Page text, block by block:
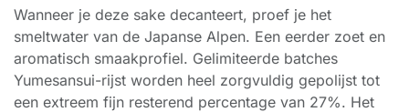
Wanneer je deze sake decanteert, proef je het
smeltwater van de Japanse Alpen. Een eerder zoet en
aromatisch smaakprofiel. Gelimiteerde batches
Yumesansui-rijst worden heel zorgvuldig gepolijst tot
een extreem fijn resterend percentage van 27%. Het